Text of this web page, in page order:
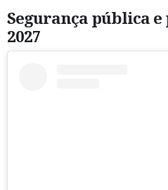
Segurança pública
2027